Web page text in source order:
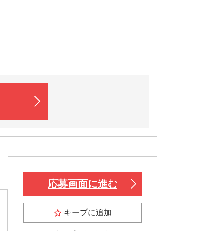
応募画面に進む
キープに追加